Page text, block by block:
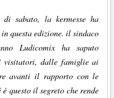
sabato, la kermesse ha
in questa edizione. il sindaco
Ludicomix ha saputo
dalle famiglie ai
avanti il rapporto con le
questo il segreto che rende